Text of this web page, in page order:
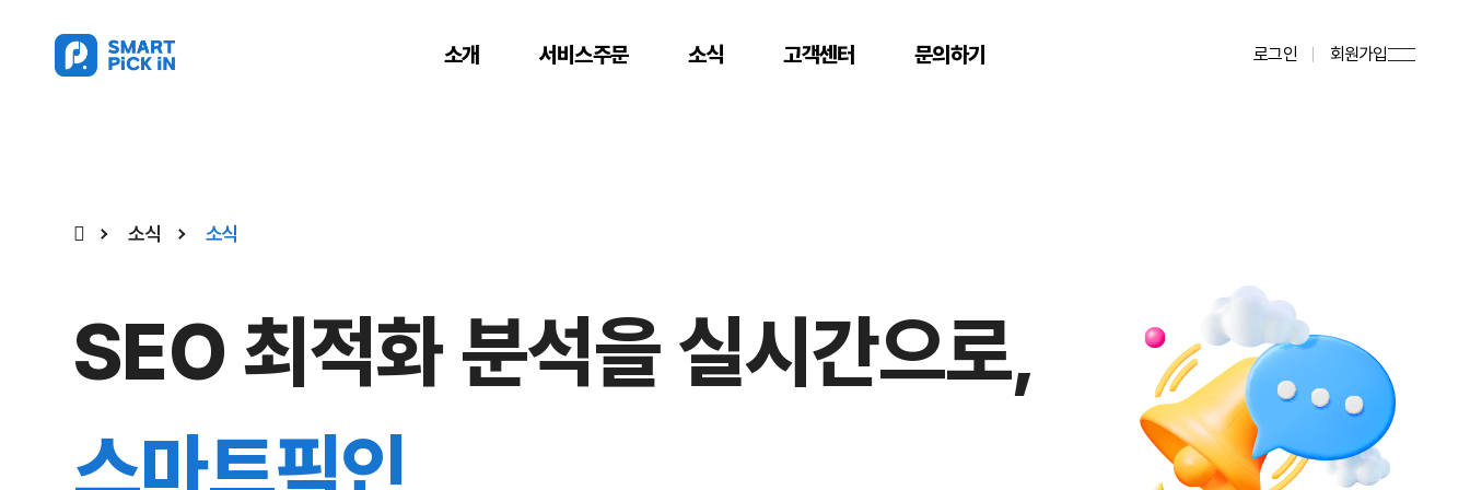
소개 서비스주문 소식 고객센터 문의하기 로그인 회원가입
소식 소식
SEO 최적화 분석을 실시간으로,
스마트픽인